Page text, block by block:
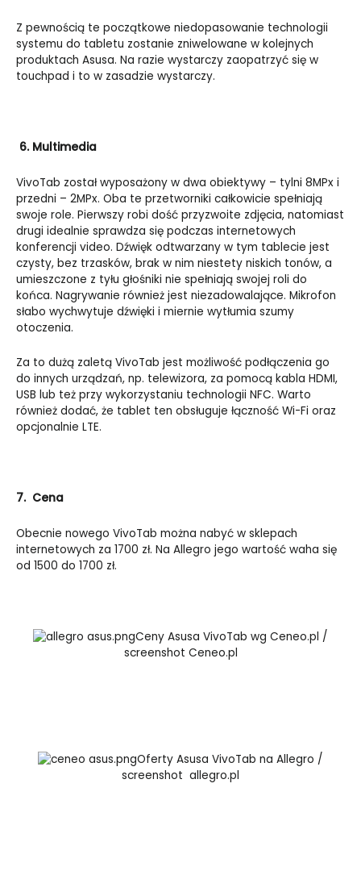
Z pewnością te początkowe niedopasowanie technologii
systemu do tabletu zostanie zniwelowane w kolejnych
produktach Asusa. Na razie wystarczy zaopatrzyć się w
touchpad i to w zasadzie wystarczy.
6.Multimedia
VivoTab został wyposażony w dwa obiektywy – tylni 8MPx i
przedni – 2MPx. Oba te przetworniki całkowicie spełniają
swoje role. Pierwszy robi dość przyzwoite zdjęcia, natomiast
drugi idealnie sprawdza się podczas internetowych
konferencji video. Dźwięk odtwarzany w tym tablecie jest
czysty, bez trzasków, brak w nim niestety niskich tonów, a
umieszczone z tyłu głośniki nie spełniają swojej roli do
końca. Nagrywanie również jest niezadowalające. Mikrofon
słabo wychwytuje dźwięki i miernie wytłumia szumy
otoczenia.
Za to dużą zaletą VivoTab jest możliwość podłączenia go
do innych urządzań, np. telewizora, za pomocą kabla HDMI,
USB lub też przy wykorzystaniu technologii NFC. Warto
również dodać, że tablet ten obsługuje łączność Wi-Fi oraz
opcjonalnie LTE.
7. Cena
Obecnie nowego VivoTab można nabyć w sklepach
internetowych za 1700 zł. Na Allegro jego wartość waha się
od 1500 do 1700 zł.
Ceny Asusa VivoTab wg Ceneo.pl /
screenshot Ceneo.pl
Oferty Asusa VivoTab na Allegro /
screenshot allegro.pl